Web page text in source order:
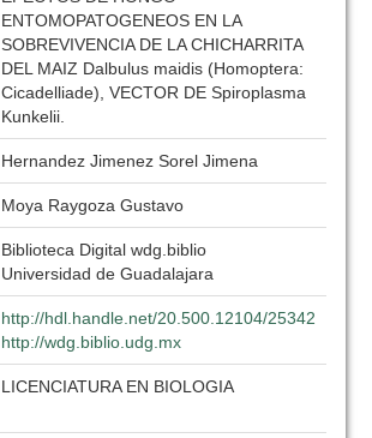
ENTOMOPATOGENEOS EN LA
SOBREVIVENCIA DE LA CHICHARRITA
DEL MAIZ Dalbulus maidis (Homoptera:
Cicadelliade), VECTOR DE Spiroplasma
Kunkelii.
Hernandez Jimenez Sorel Jimena
Moya Raygoza Gustavo
Biblioteca Digital wdg.biblio
Universidad de Guadalajara
http://hdl.handle.net/20.500.12104/25342
http://wdg.biblio.udg.mx
LICENCIATURA EN BIOLOGIA